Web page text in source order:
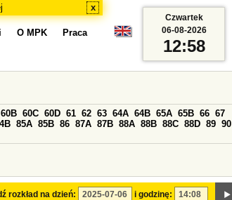
x
O MPK Praca
rozkład na dzień: i godzinę:
60B 60C 60D 61 62 63 64A 64B 65A 65B 66 67
85A 85B 86 87A 87B 88A 88B 88C 88D 89 90
Czwartek
06-08-2026
12:58